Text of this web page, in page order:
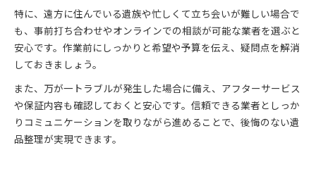
特に、遠方に住んでいる遺族や忙しくて立ち会いが難しい場合で
も、事前打ち合わせやオンラインでの相談が可能な業者を選ぶと
安心です。作業前にしっかりと希望や予算を伝え、疑問点を解消
しておきましょう。
また、万が一トラブルが発生した場合に備え、アフターサービス
や保証内容も確認しておくと安心です。信頼できる業者としっか
りコミュニケーションを取りながら進めることで、後悔のない遺
品整理が実現できます。